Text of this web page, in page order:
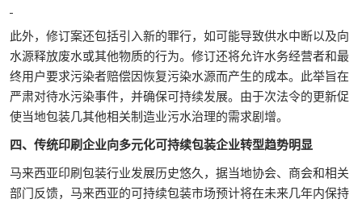
此外，修订案还包括引入新的罪行，如可能导致供水中断以及向
水源释放废水或其他物质的行为。修订还将允许水务经营者和最
终用户要求污染者赔偿因恢复污染水源而产生的成本。此举旨在
严肃对待水污染事件，并确保可持续发展。由于次法令的更新促
使当地包装几其他相关制造业污水治理的需求剧增。
四、传统印刷企业向多元化可持续包装企业转型趋势明显
马来西亚印刷包装行业发展历史悠久，据当地协会、商会和相关
部门反馈，马来西亚的可持续包装市场预计将在未来几年内保持